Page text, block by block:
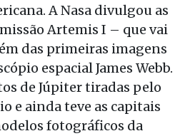
A Nasa divulgou as
Artemis I – que vai
das primeiras imagens
espacial James Webb.
de Júpiter tiradas pelo
e ainda teve as capitais
fotográficos da